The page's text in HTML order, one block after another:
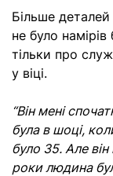
Більше деталей
не було
тільки про
у віці.
“Він мені
була в шоці,
було 35. Але він
роки людина